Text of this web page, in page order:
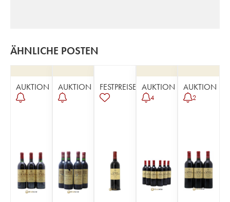
ÄHNLICHE POSTEN
AUKTION AUKTION FESTPREISE AUKTION
4
AUKTION
2